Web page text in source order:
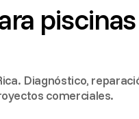
Diagnóstico,
comerciales.